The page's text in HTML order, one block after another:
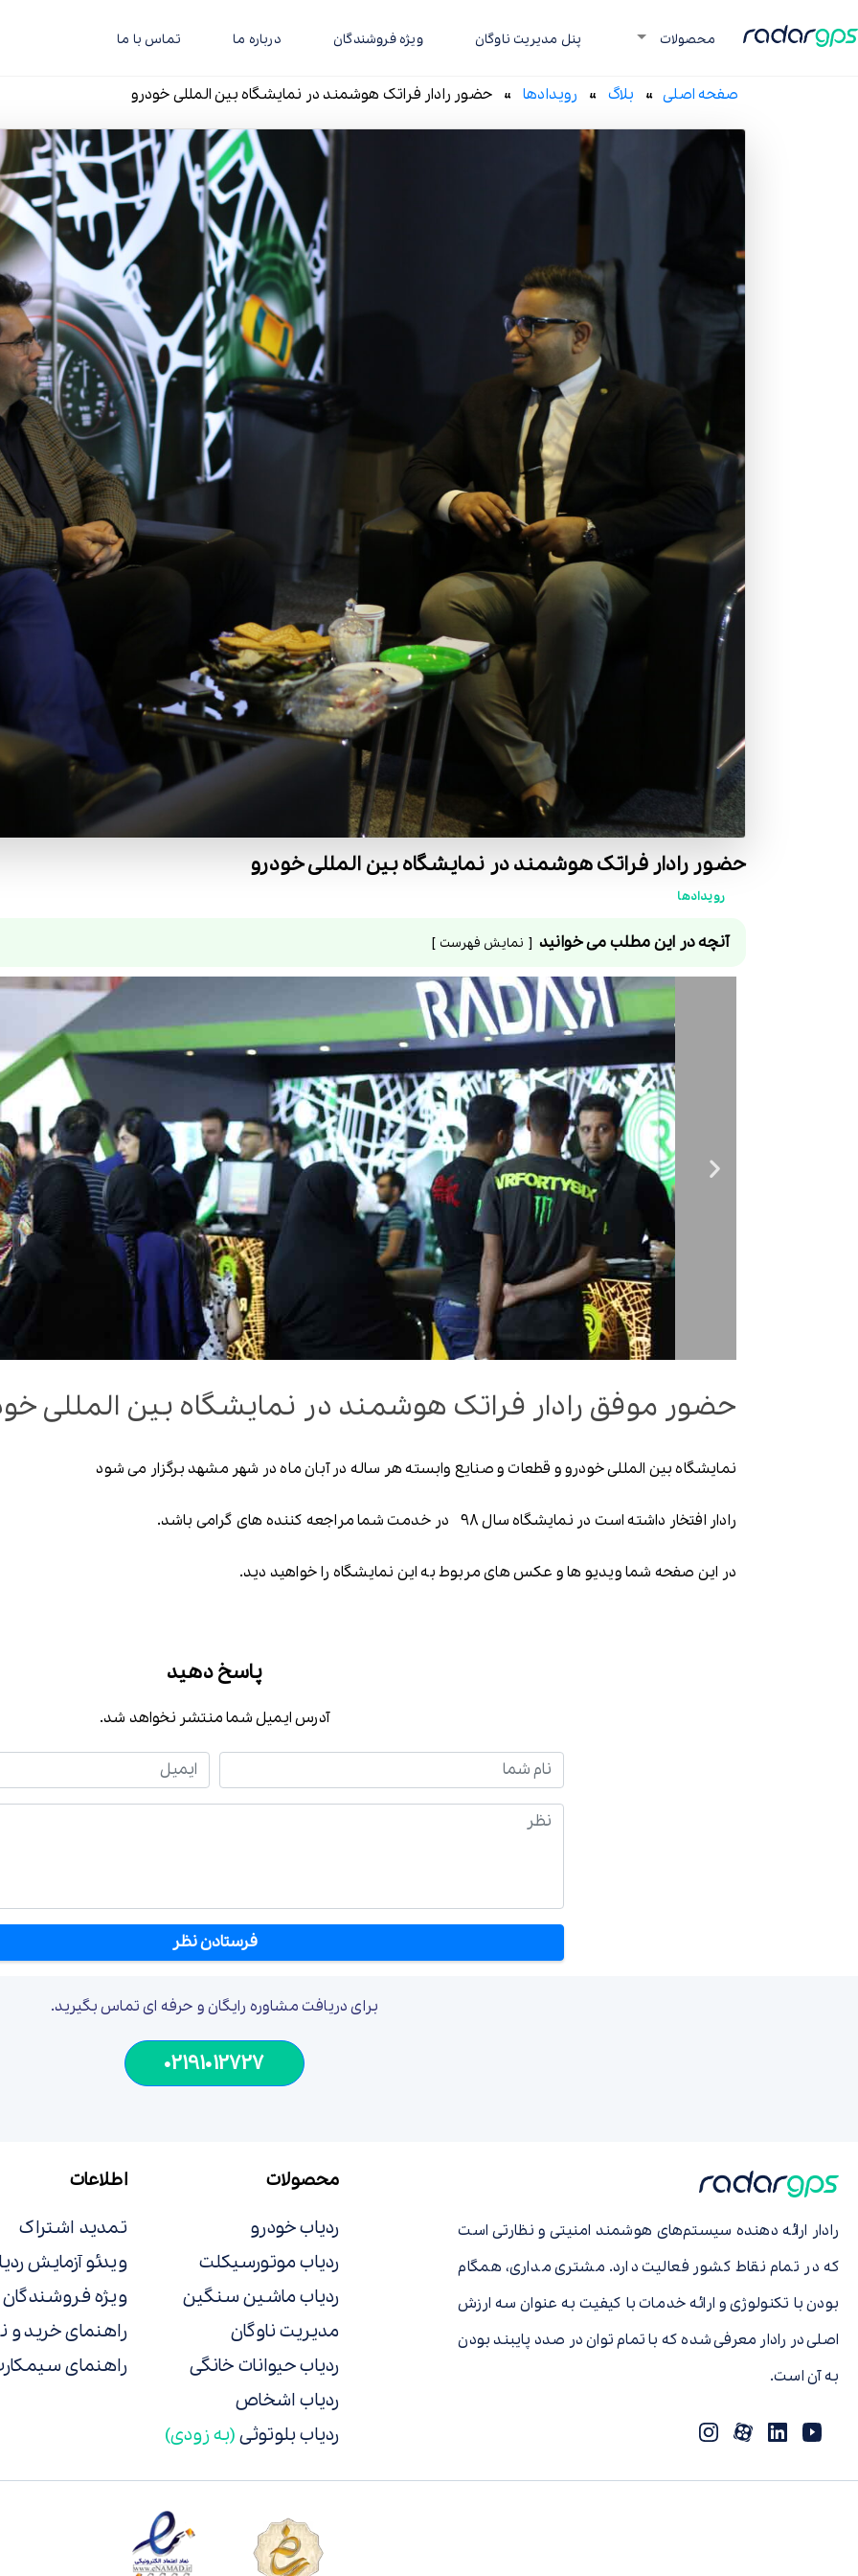
رادار جی پی اس محصولات پنل مدیریت ناوگان ویژه فروشندگان درباره ما تماس با ما
صفحه اصلی» بلاگ » رویدادها » حضور رادار فراتک هوشمند در نمایشگاه بین المللی خودرو
حضور رادار فراتک هوشمند در نمایشگاه بین المللی خودرو
رویدادها
آنچه در این مطلب می خوانید نمایش فهرست
حضور موفق رادار فراتک هوشمند در نمایشگاه بین المللی
نمایشگاه بین المللی خودرو و قطعات و صنایع وابسته هر ساله در آبان ماه در شهر مشهد برگزار می شود
رادار افتخار داشته است در نمایشگاه سال 98 در خدمت شما مراجعه کننده های گرامی باشد.
در این صفحه شما ویدیو ها و عکس های مربوط به این نمایشگاه را خواهید دید.
پاسخ دهید
آدرس ایمیل شما منتشر نخواهد شد.
نام شما ایمیل
نظر
برای دریافت مشاوره رایگان و حرفه ای تماس بگیرید.
02191012727
رادار ارائه دهنده سیستم‌های هوشمند امنیتی و نظارتی است
که در تمام نقاط کشور فعالیت دارد. مشتری مداری، همگام
بودن با تکنولوژی و ارائه خدمات با کیفیت به عنوان سه ارزش
اصلی در رادار معرفی شده که با تمام توان در صدد پایبند بودن
به آن است.
محصولات
ردیاب خودرو
ردیاب موتورسیکلت
ردیاب ماشین سنگین
مدیریت ناوگان
ردیاب حیوانات خانگی
ردیاب اشخاص
ردیاب بلوتوثی(به زودی)
اطلاعات
تمدید اشتراک
ویدئو آزمایش
ویژه فروشندگان
راهنمای خرید
راهنمای